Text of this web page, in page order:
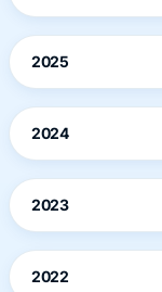
2025
2024
2023
2022